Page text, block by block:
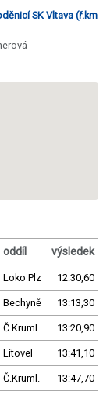
SK Vltava (ř.km
oddíl výsledek
Loko Plz 12:30,60
Bechyně 13:13,30
Č.Kruml. 13:20,90
Litovel 13:41,10
Č.Kruml. 13:47,70